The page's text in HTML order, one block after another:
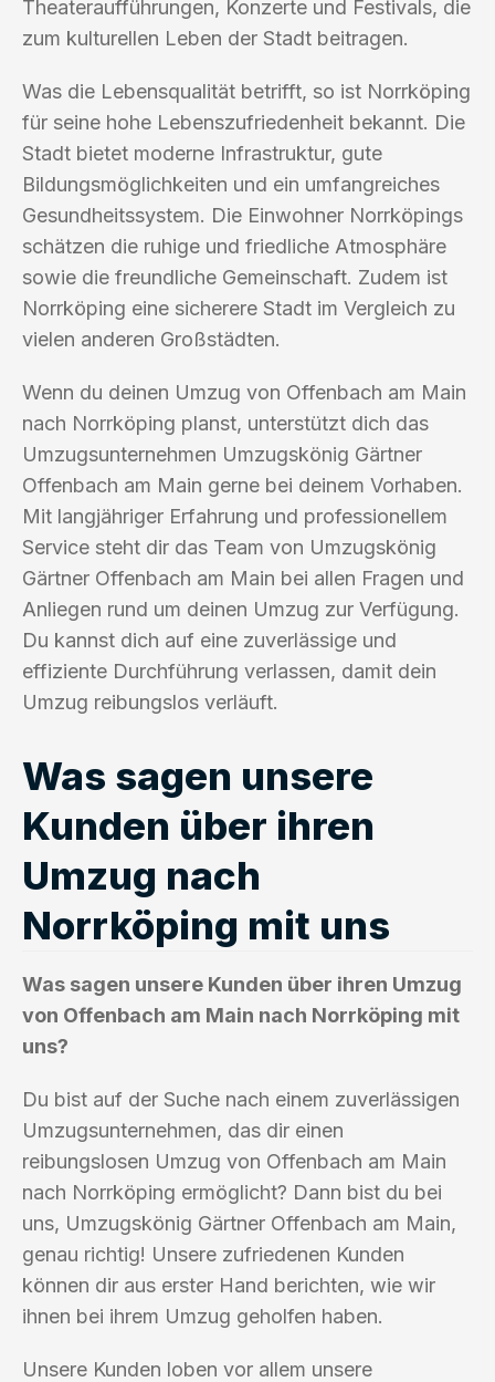
Theateraufführungen, Konzerte und Festivals, die
zum kulturellen Leben der Stadt beitragen.
Was die Lebensqualität betrifft, so ist Norrköping
für seine hohe Lebenszufriedenheit bekannt. Die
Stadt bietet moderne Infrastruktur, gute
Bildungsmöglichkeiten und ein umfangreiches
Gesundheitssystem. Die Einwohner Norrköpings
schätzen die ruhige und friedliche Atmosphäre
sowie die freundliche Gemeinschaft. Zudem ist
Norrköping eine sicherere Stadt im Vergleich zu
vielen anderen Großstädten.
Wenn du deinen Umzug von Offenbach am Main
nach Norrköping planst, unterstützt dich das
Umzugsunternehmen Umzugskönig Gärtner
Offenbach am Main gerne bei deinem Vorhaben.
Mit langjähriger Erfahrung und professionellem
Service steht dir das Team von Umzugskönig
Gärtner Offenbach am Main bei allen Fragen und
Anliegen rund um deinen Umzug zur Verfügung.
Du kannst dich auf eine zuverlässige und
effiziente Durchführung verlassen, damit dein
Umzug reibungslos verläuft.
Was sagen unsere
Kunden über ihren
Umzug nach
Norrköping mit uns
Was sagen unsere Kunden über ihren Umzug
von Offenbach am Main nach Norrköping mit
uns?
Du bist auf der Suche nach einem zuverlässigen
Umzugsunternehmen, das dir einen
reibungslosen Umzug von Offenbach am Main
nach Norrköping ermöglicht? Dann bist du bei
uns, Umzugskönig Gärtner Offenbach am Main,
genau richtig! Unsere zufriedenen Kunden
können dir aus erster Hand berichten, wie wir
ihnen bei ihrem Umzug geholfen haben.
Unsere Kunden loben vor allem unsere